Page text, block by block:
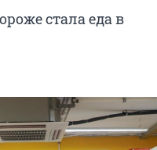
стала еда в